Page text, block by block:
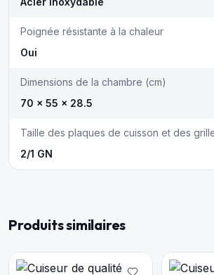
Poignée résistante à la chaleur
Oui
Dimensions de la chambre (cm)
70 x 55 x 28.5
Taille des plaques de cuisson et des
2/1 GN
Produits similaires